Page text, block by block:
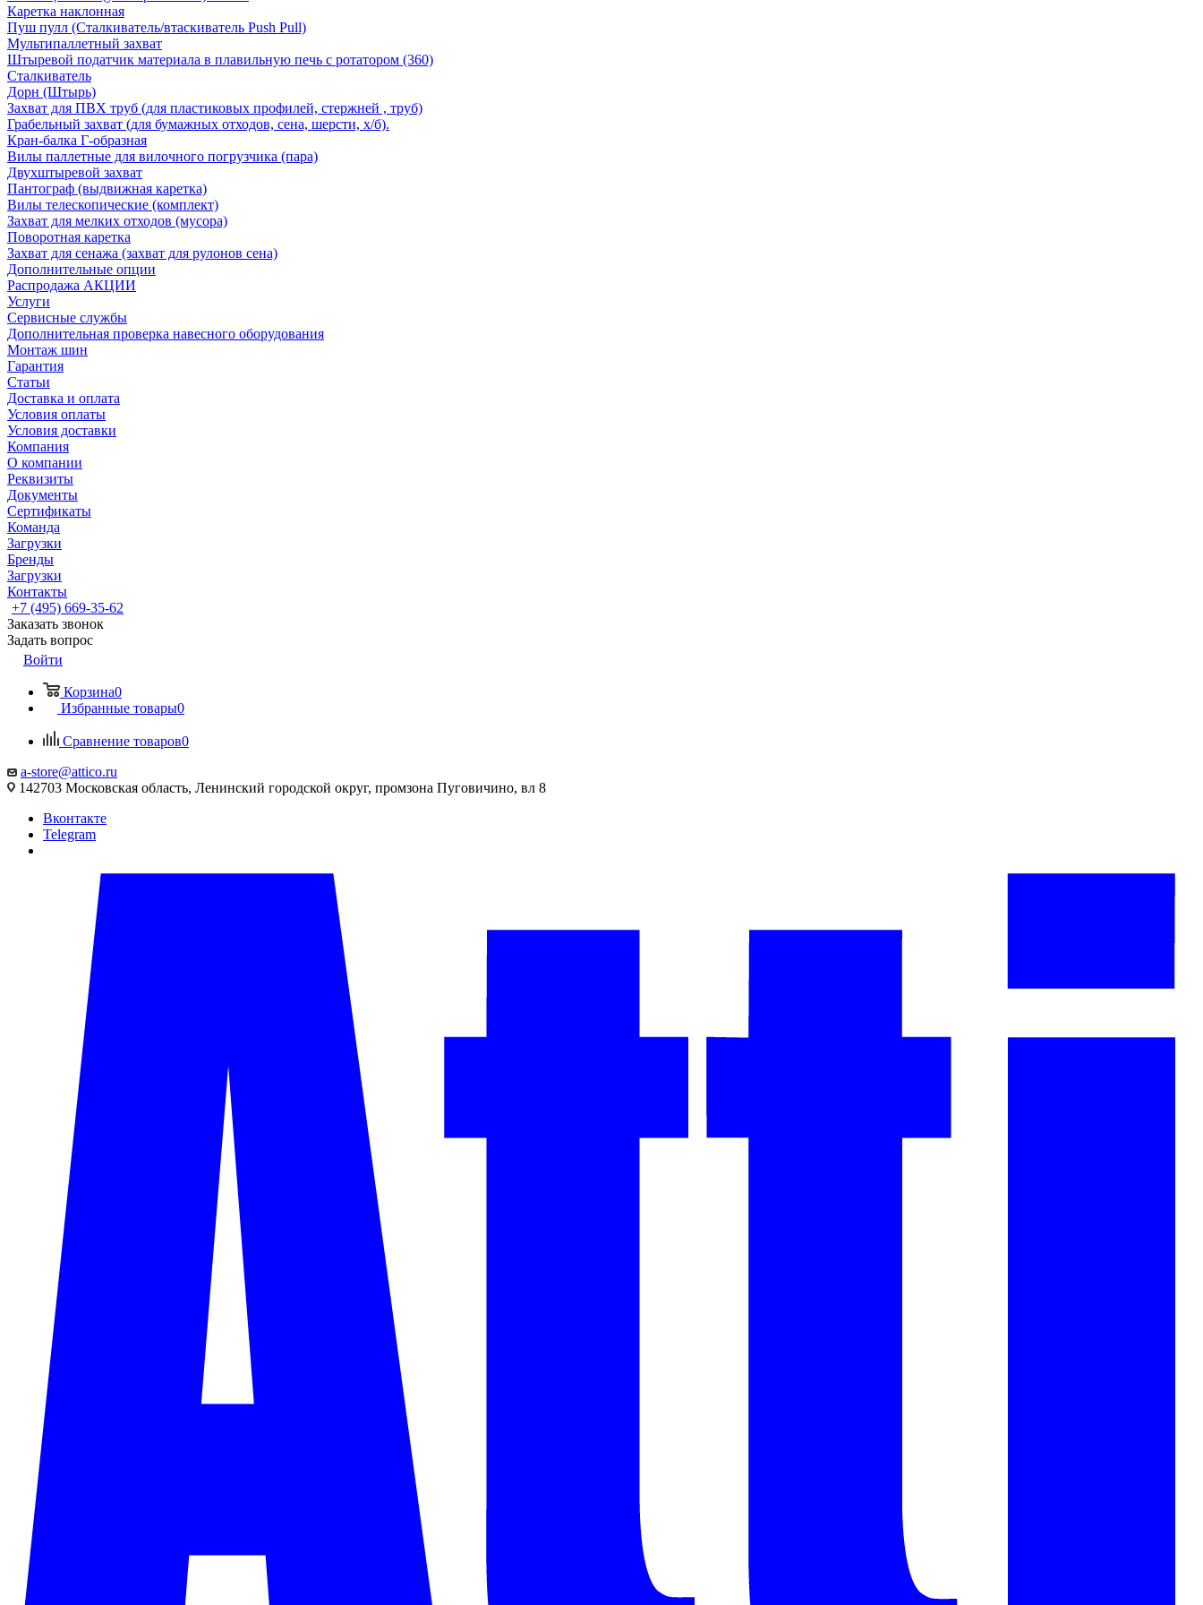
Каретка наклонная
Пуш пулл (Сталкиватель/втаскиватель Push Pull)
Мультипаллетный захват
Штыревой податчик материала в плавильную печь с ротатором (360)
Сталкиватель
Дорн (Штырь)
Захват для ПВХ труб (для пластиковых профилей, стержней , труб)
Грабельный захват (для бумажных отходов, сена, шерсти, х/б).
Кран-балка Г-образная
Вилы паллетные для вилочного погрузчика (пара)
Двухштыревой захват
Пантограф (выдвижная каретка)
Вилы телескопические (комплект)
Захват для мелких отходов (мусора)
Поворотная каретка
Захват для сенажа (захват для рулонов сена)
Дополнительные опции
Распродажа АКЦИИ
Услуги
Сервисные службы
Дополнительная проверка навесного оборудования
Монтаж шин
Гарантия
Статьи
Доставка и оплата
Условия оплаты
Условия доставки
Компания
О компании
Реквизиты
Документы
Сертификаты
Команда
Загрузки
Бренды
Загрузки
Контакты
+7 (495) 669-35-62
Заказать звонок
Задать вопрос
Войти
Корзина0
Избранные товары0
Сравнение товаров0
a-store@attico.ru
142703 Московская область, Ленинский городской округ, промзона Пуговичино, вл 8
Вконтакте
Telegram